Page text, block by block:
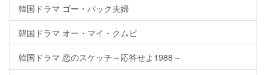
韓国ドラマ ゴー・バック夫婦
韓国ドラマ オー・マイ・クムビ
韓国ドラマ 恋のスケッチ～応答せよ1988～